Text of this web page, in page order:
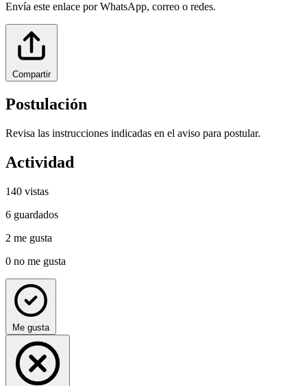
Envía este enlace por WhatsApp, correo o redes.
Compartir
Postulación
Revisa las instrucciones indicadas en el aviso para postular.
Actividad
140 vistas
6 guardados
2 me gusta
0 no me gusta
Me gusta